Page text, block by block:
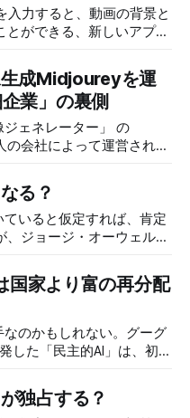
入力すると、動画の背景と
とができる、新しいアプリ
ーターを開始した、と
成Midjoureyを運
業」の裏側
ェネレーター」 の
会社によって運営されて
ツは会社を「自己資金で運
すでに利益が出ていると
の存在だ。
る？
いると仮定すれば、肯定
ジョージ・オーウェル的
クを孕んでいることは否定
家より富の再分配
のかもしれない。グーグ
した「民主的AI」は、初期
イダーを制裁するメカニズ
富の再分配方法よりもAI
独占する？